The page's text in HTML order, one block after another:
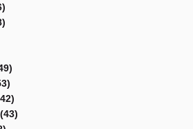
(43)